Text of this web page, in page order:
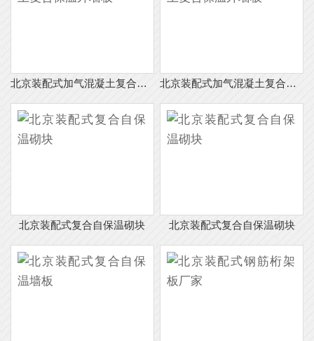
北京装配式加气混凝土复合保温外墙板 北京装配式加气混凝土复合保温外墙板
北京装配式复合自保温砌块 北京装配式复合自保温砌块